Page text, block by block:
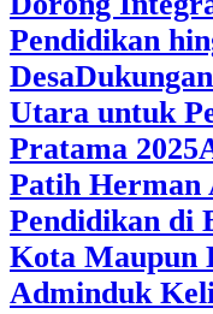
Pendidikan
Desa
Utara untuk
Pratama 2025
Patih Herman
Pendidikan di
Kota Maupun
Adminduk